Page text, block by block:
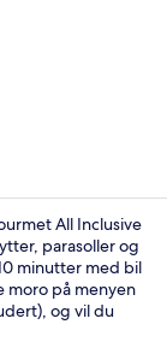
All Inclusive
parasoller og
minutter med bil
moro på menyen
og vil du